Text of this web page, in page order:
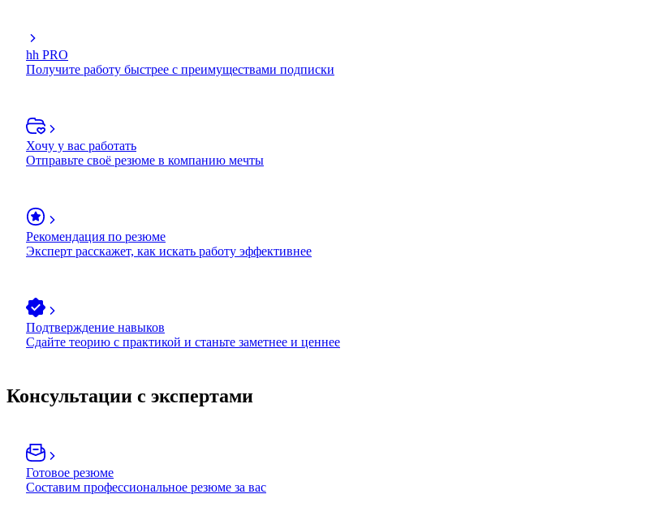
hh PRO
Получите работу быстрее с преимуществами подписки
Хочу у вас работать
Отправьте своё резюме в компанию мечты
Рекомендация по резюме
Эксперт расскажет, как искать работу эффективнее
Подтверждение навыков
Сдайте теорию с практикой и станьте заметнее и ценнее
Консультации с экспертами
Готовое резюме
Составим профессиональное резюме за вас